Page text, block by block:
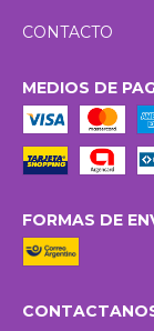
CONTACTO
MEDIOS DE
FORMAS DE